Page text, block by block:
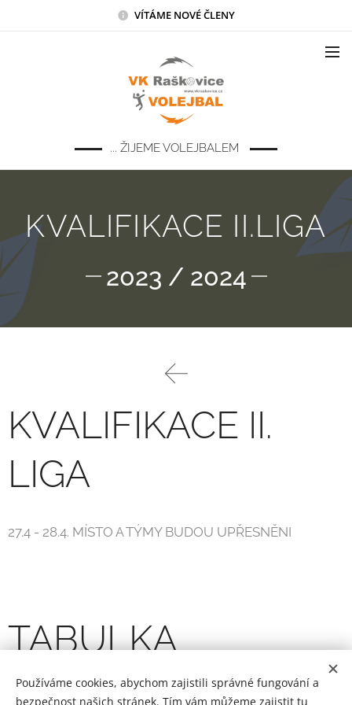
VÍTÁME NOVÉ ČLENY
... ŽIJEME VOLEJBALEM
KVALIFIKACE II.LIGA
2023 / 2024
KVALIFIKACE II.
LIGA
27.4 - 28.4. MÍSTO A TÝMY BUDOU UPŘESNĚNI
TABULKA
Používáme cookies, abychom zajistili správné fungování a
bezpečnost našich stránek. Tím vám můžeme zajistit tu